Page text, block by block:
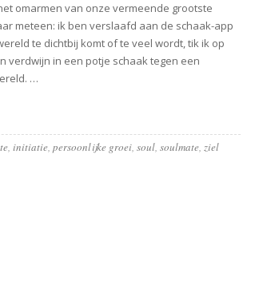
omarmen van onze vermeende grootste
meteen: ik ben verslaafd aan de schaak-app
te dichtbij komt of te veel wordt, tik ik op
verdwijn in een potje schaak tegen een
…
, initiatie, persoonlijke groei, soul, soulmate, ziel